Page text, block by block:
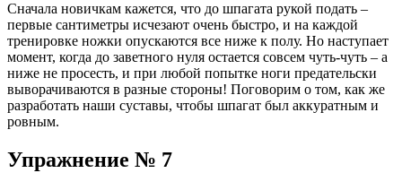
Сначала новичкам кажется, что до шпагата рукой подать –
первые сантиметры исчезают очень быстро, и на каждой
тренировке ножки опускаются все ниже к полу. Но наступает
момент, когда до заветного нуля остается совсем чуть-чуть – а
ниже не просесть, и при любой попытке ноги предательски
выворачиваются в разные стороны! Поговорим о том, как же
разработать наши суставы, чтобы шпагат был аккуратным и
ровным.
Упражнение № 7